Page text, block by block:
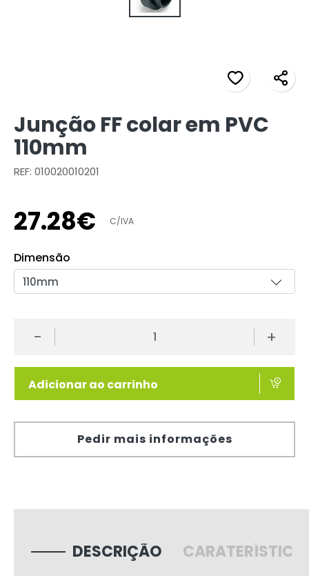
Junção FF colar em PVC
110mm
REF: 010020010201
27.28€ C/IVA
Dimensão
- +
Adicionar ao carrinho
Pedir mais informações
DESCRIÇÃO